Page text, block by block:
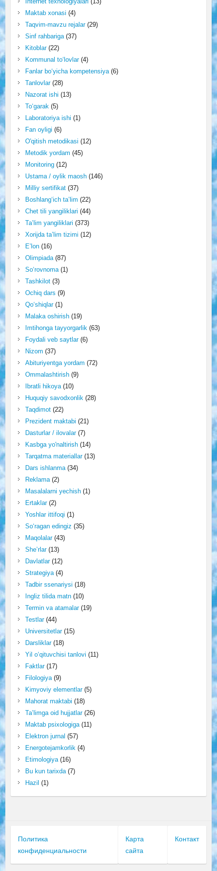
Maktab xonasi (4)
Taqvim-mavzu rejalar(29)
Sinf rahbariga(37)
Kitoblar(22)
Kommunal to‘lovlar(4)
Fanlar bo‘yicha kompetensiya(6)
Tanlovlar(28)
Nazorat ishi (13)
To‘garak(5)
Laboratoriya ishi (1)
Fan oyligi (6)
O'qitish metodikasi (12)
Metodik yordam (45)
Monitoring(12)
Ustama / oylik maosh(146)
Milliy sertifikat(37)
Boshlang‘ich ta’lim (22)
Chet tili yangiliklari (44)
Ta’lim yangiliklari (373)
Xorijda ta’lim tizimi (12)
E’lon(16)
Olimpiada(87)
So‘rovnoma(1)
Tashkilot(3)
Ochiq dars (9)
Qo‘shiqlar(1)
Malaka oshirish(19)
Imtihonga tayyorgarlik(63)
Foydali veb saytlar(6)
Nizom (37)
Abituriyentga yordam (72)
Ommalashtirish(9)
Ibratli hikoya(10)
Huquqiy savodxonlik(28)
Taqdimot(22)
Prezident maktabi (21)
Dasturlar / ilovalar(7)
Kasbga yo'naltirish(14)
Tarqatma materiallar(13)
Dars ishlanma(34)
Reklama(2)
Masalalarni yechish(1)
Ertaklar(2)
Yoshlar ittifoqi (1)
So‘ragan edingiz (35)
Maqolalar(43)
She’rlar(13)
Davlatlar(12)
Strategiya(4)
Tadbir ssenariysi (18)
Ingliz tilida matn(10)
Termin va atamalar(19)
Testlar(44)
Universitetlar(15)
Darsliklar(18)
Yil o‘qituvchisi tanlovi (11)
Faktlar(17)
Filologiya(9)
Kimyoviy elementlar(5)
Mahorat maktabi (18)
Ta’limga oid hujjatlar(26)
Maktab psixologiga(11)
Elektron jurnal (57)
Energotejamkorlik(4)
Etimologiya(16)
Bu kun tarixda(7)
Hazil (1)
Политика
конфиденциальности
Карта
сайта
Контакт